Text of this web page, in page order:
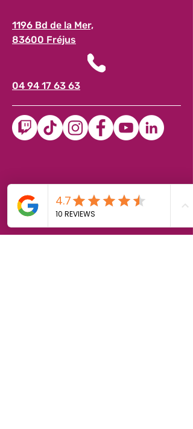
1196 Bd de la Mer,
83600 Fréjus
04 94 17 63 63